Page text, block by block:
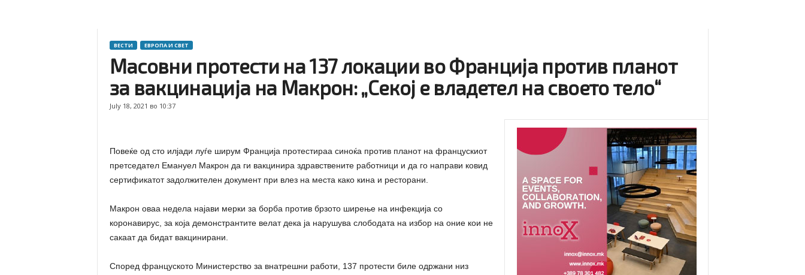
ВЕСТИ ЕВРОПА И СВЕТ
Масовни протести на 137 локации во Франција против планот
за вакцинација на Макрон: „Секој е владетел на своето тело“
July 18, 2021 во 10:37
Повеќе од сто илјади луѓе ширум Франција протестираа синоќа против планот на францускиот
претседател Емануел Макрон да ги вакцинира здравствените работници и да го направи ковид
сертификатот задолжителен документ при влез на места како кина и ресторани.
Макрон оваа недела најави мерки за борба против брзото ширење на инфекција со
коронавирус, за која демонстрантите велат дека ја нарушува слободата на избор на оние кои не
сакаат да бидат вакцинирани.
Според француското Министерство за внатрешни работи, 137 протести биле одржани низ